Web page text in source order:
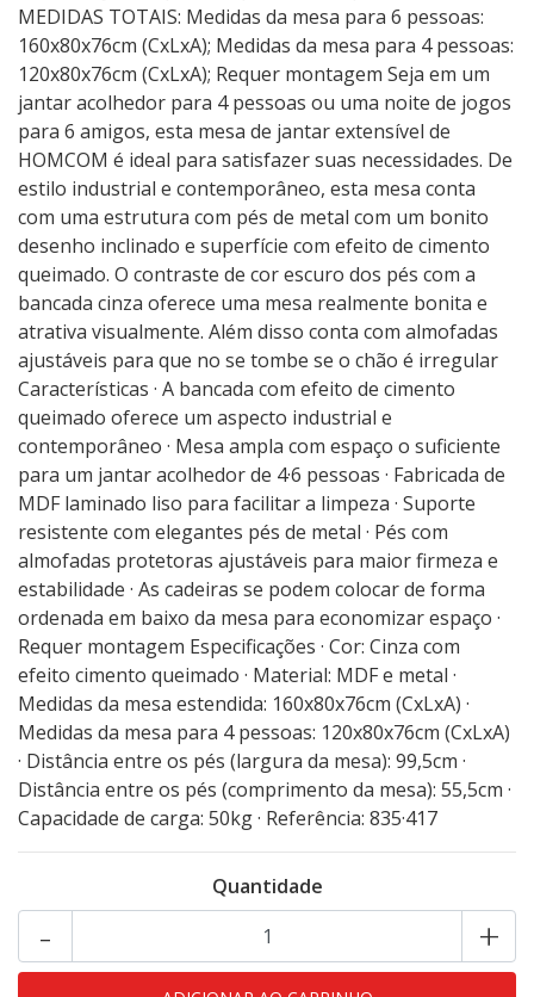
MEDIDAS TOTAIS: Medidas da mesa para 6 pessoas:
160x80x76cm (CxLxA); Medidas da mesa para 4 pessoas:
120x80x76cm (CxLxA); Requer montagem Seja em um
jantar acolhedor para 4 pessoas ou uma noite de jogos
para 6 amigos, esta mesa de jantar extensível de
HOMCOM é ideal para satisfazer suas necessidades. De
estilo industrial e contemporâneo, esta mesa conta
com uma estrutura com pés de metal com um bonito
desenho inclinado e superfície com efeito de cimento
queimado. O contraste de cor escuro dos pés com a
bancada cinza oferece uma mesa realmente bonita e
atrativa visualmente. Além disso conta com almofadas
ajustáveis para que no se tombe se o chão é irregular
Características · A bancada com efeito de cimento
queimado oferece um aspecto industrial e
contemporâneo · Mesa ampla com espaço o suficiente
para um jantar acolhedor de 4·6 pessoas · Fabricada de
MDF laminado liso para facilitar a limpeza · Suporte
resistente com elegantes pés de metal · Pés com
almofadas protetoras ajustáveis para maior firmeza e
estabilidade · As cadeiras se podem colocar de forma
ordenada em baixo da mesa para economizar espaço ·
Requer montagem Especificações · Cor: Cinza com
efeito cimento queimado · Material: MDF e metal ·
Medidas da mesa estendida: 160x80x76cm (CxLxA) ·
Medidas da mesa para 4 pessoas: 120x80x76cm (CxLxA)
· Distância entre os pés (largura da mesa): 99,5cm ·
Distância entre os pés (comprimento da mesa): 55,5cm ·
Capacidade de carga: 50kg · Referência: 835·417
Quantidade
+
-